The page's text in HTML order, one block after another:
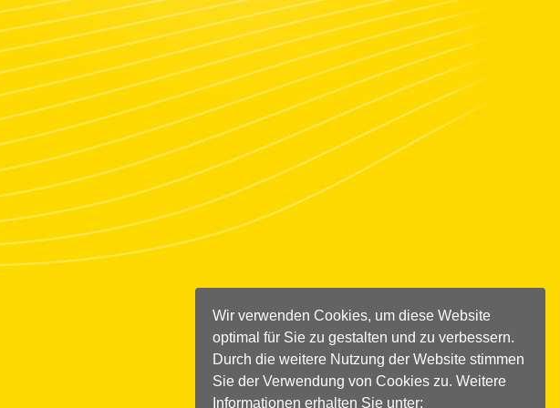
Wir verwenden Cookies, um diese Website
optimal für Sie zu gestalten und zu verbessern.
Durch die weitere Nutzung der Website stimmen
Sie der Verwendung von Cookies zu. Weitere
Informationen erhalten Sie unter: